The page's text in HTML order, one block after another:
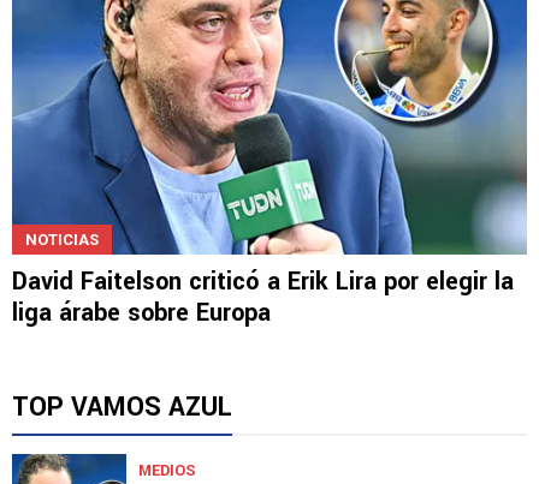
NOTICIAS
David Faitelson criticó a Erik Lira por elegir la
liga árabe sobre Europa
TOP VAMOS AZUL
MEDIOS